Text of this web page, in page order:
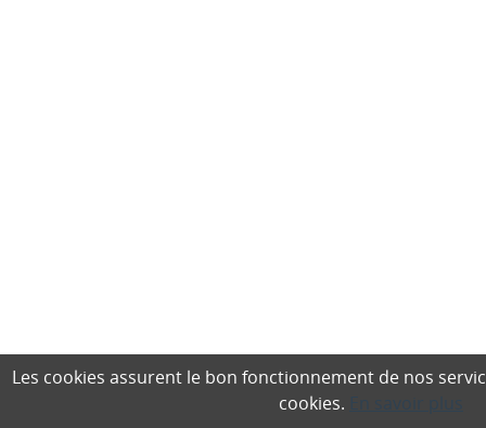
Les cookies assurent le bon fonctionnement de nos
cookies.